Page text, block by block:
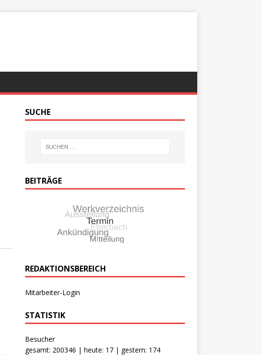
SUCHE
BEITRÄGE
REDAKTIONSBEREICH
Mitarbeiter-Login
STATISTIK
Besucher
gesamt: 200346 | heute: 17 | gestern: 174